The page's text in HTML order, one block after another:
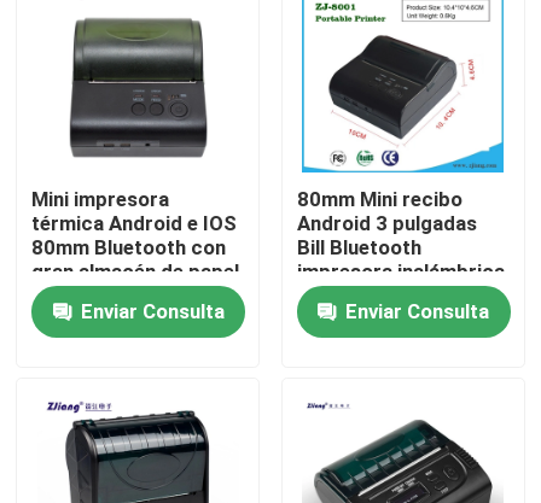
Inicio
Sobre nosotros
Contactos
Impresoras térmicas de la posición
Mini impresora
térmica Android e IOS
80mm Bluetooth con
gran almacén de papel
Enviar Consulta
80mm Mini recibo
Android 3 pulgadas
Bill Bluetooth
impresora inalámbrica
térmica móvil
Enviar Consulta